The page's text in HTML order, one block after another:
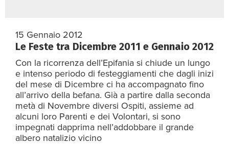
15 Gennaio 2012
Le Feste tra Dicembre 2011 e Gennaio 2012
Con la ricorrenza dell’Epifania si chiude un lungo
e intenso periodo di festeggiamenti che dagli inizi
del mese di Dicembre ci ha accompagnato fino
all’arrivo della befana. Già a partire dalla seconda
metà di Novembre diversi Ospiti, assieme ad
alcuni loro Parenti e dei Volontari, si sono
impegnati dapprima nell’addobbare il grande
albero natalizio vicino